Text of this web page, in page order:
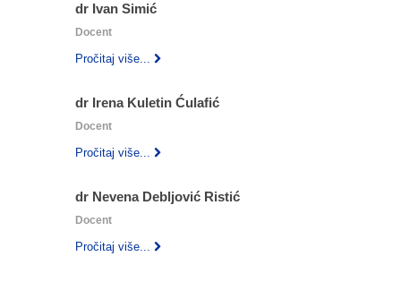
dr Ivan Simić
Docent
Pročitaj više...
dr Irena Kuletin Ćulafić
Docent
Pročitaj više...
dr Nevena Debljović Ristić
Docent
Pročitaj više...